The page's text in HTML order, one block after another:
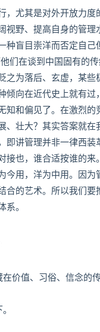
，尤其是对外开放力
视野、提高自身的管
种盲目崇洋而否定自
们在谈到中国固有的
之为落后、玄虚，某些
倾向在近代史上就有
知和偏见了。在激烈
、壮大？其实答案就
即讲管理并非一律西
接也，谁合适按谁的
今用，洋为中用。因
合的艺术。所以我们
系。
价值、习俗、信念的